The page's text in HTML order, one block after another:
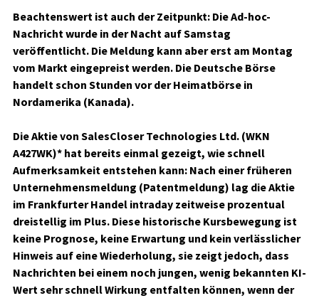
Beachtenswert ist auch der Zeitpunkt: Die Ad-hoc-
Nachricht wurde in der Nacht auf Samstag
veröffentlicht. Die Meldung kann aber erst am Montag
vom Markt eingepreist werden. Die Deutsche Börse
handelt schon Stunden vor der Heimatbörse in
Nordamerika (Kanada).
Die Aktie von SalesCloser Technologies Ltd. (WKN
A427WK)* hat bereits einmal gezeigt, wie schnell
Aufmerksamkeit entstehen kann: Nach einer früheren
Unternehmensmeldung (Patentmeldung) lag die Aktie
im Frankfurter Handel intraday zeitweise prozentual
dreistellig im Plus. Diese historische Kursbewegung ist
keine Prognose, keine Erwartung und kein verlässlicher
Hinweis auf eine Wiederholung, sie zeigt jedoch, dass
Nachrichten bei einem noch jungen, wenig bekannten KI-
Wert sehr schnell Wirkung entfalten können, wenn der